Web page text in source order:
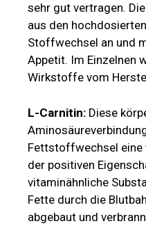
sehr gut vertragen.
aus den
Stoffwechsel an und
Appetit. Im Einzelnen
Wirkstoffe vom
L-Carnitin: Diese
Fettstoffwechsel eine
der positiven
vitaminähnliche
Fette durch die
abgebaut und